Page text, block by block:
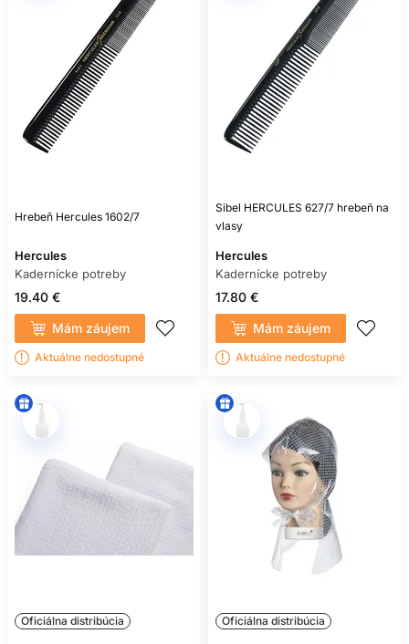
Hrebeň Hercules 1602/7
Hercules
Kadernícke potreby
19.40 €
Mám záujem
Aktuálne nedostupné
Sibel HERCULES 627/7 hrebeň na
vlasy
Hercules
Kadernícke potreby
17.80 €
Mám záujem
Aktuálne nedostupné
Oficiálna distribúcia Oficiálna distribúcia